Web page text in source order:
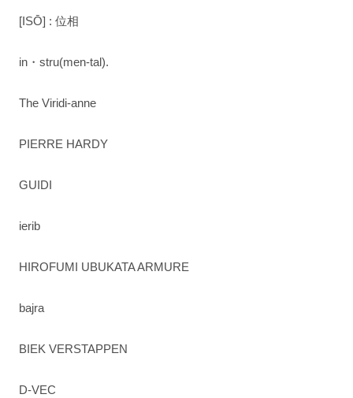
[ISŌ] : 位相
in・stru(men-tal).
The Viridi-anne
PIERRE HARDY
GUIDI
ierib
HIROFUMI UBUKATA ARMURE
bajra
BIEK VERSTAPPEN
D-VEC